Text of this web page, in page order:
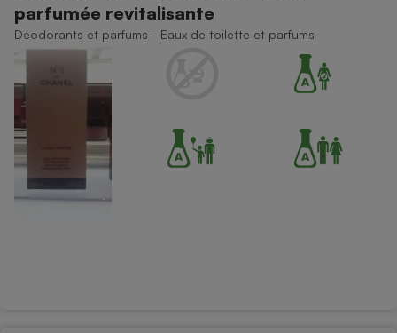
parfumée revitalisante
Déodorants et parfums - Eaux de toilette et parfums